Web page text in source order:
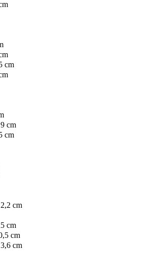
cm
cm
cm
cm
cm
cm
cm